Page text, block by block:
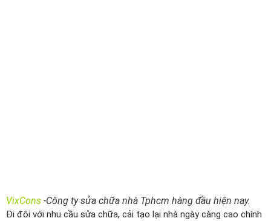
VixCons -Công ty sửa chữa nhà Tphcm hàng đầu hiện nay.
Đi đôi với nhu cầu sửa chữa, cải tạo lại nhà ngày càng cao chính